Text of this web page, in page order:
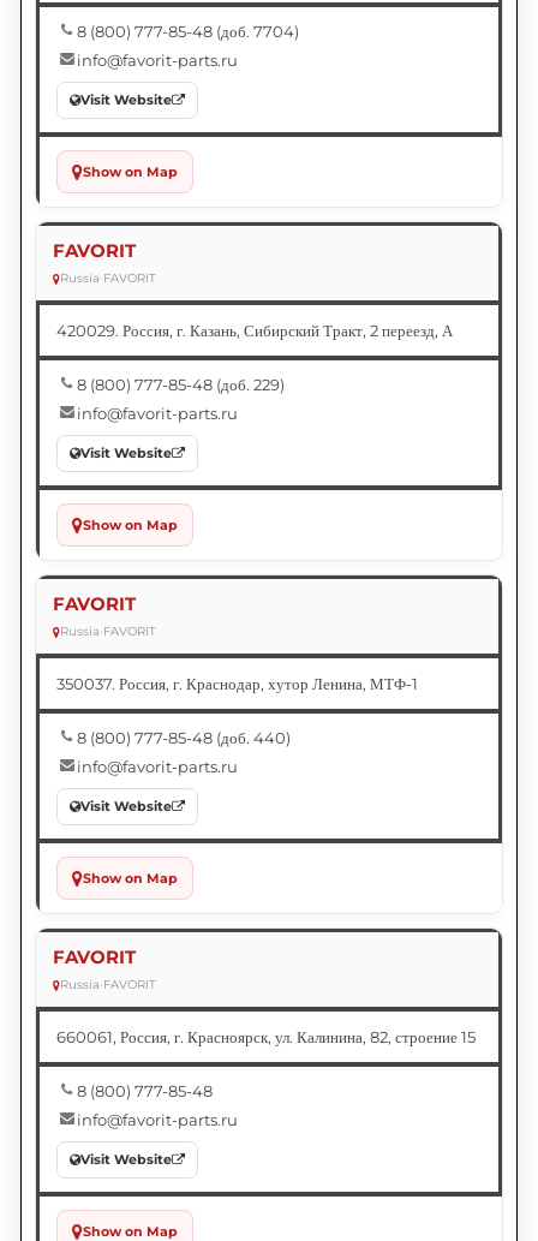
8 (800) 777-85-48 (доб. 7704)
info@favorit-parts.ru
Visit Website
Show on Map
FAVORIT
Russia•FAVORIT
420029. Россия, г. Казань, Сибирский Тракт, 2 переезд, А
8 (800) 777-85-48 (доб. 229)
info@favorit-parts.ru
Visit Website
Show on Map
FAVORIT
Russia•FAVORIT
350037. Россия, г. Краснодар, хутор Ленина, МТФ-1
8 (800) 777-85-48 (доб. 440)
info@favorit-parts.ru
Visit Website
Show on Map
FAVORIT
Russia•FAVORIT
660061, Россия, г. Красноярск, ул. Калинина, 82, строение 15
8 (800) 777-85-48
info@favorit-parts.ru
Visit Website
Show on Map